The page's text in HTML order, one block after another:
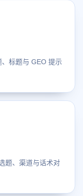
标题与 GEO 提示
题、渠道与话术对